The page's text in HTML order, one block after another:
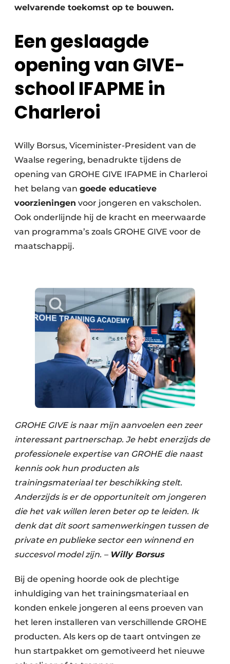
welvarende toekomst op te bouwen.
Een geslaagde
opening van GIVE-
school IFAPME in
Charleroi
Willy Borsus, Viceminister-President van de
Waalse regering, benadrukte tijdens de
opening van GROHE GIVE IFAPME in Charleroi
het belang van goede educatieve
voorzieningen voor jongeren en vakscholen.
Ook onderlijnde hij de kracht en meerwaarde
van programma’s zoals GROHE GIVE voor de
maatschappij.
GROHE GIVE is naar mijn aanvoelen een zeer
interessant partnerschap. Je hebt enerzijds de
professionele expertise van GROHE die naast
kennis ook hun producten als
trainingsmateriaal ter beschikking stelt.
Anderzijds is er de opportuniteit om jongeren
die het vak willen leren beter op te leiden. Ik
denk dat dit soort samenwerkingen tussen de
private en publieke sector een winnend en
succesvol model zijn. – Willy Borsus
Bij de opening hoorde ook de plechtige
inhuldiging van het trainingsmateriaal en
konden enkele jongeren al eens proeven van
het leren installeren van verschillende GROHE
producten. Als kers op de taart ontvingen ze
hun startpakket om gemotiveerd het nieuwe